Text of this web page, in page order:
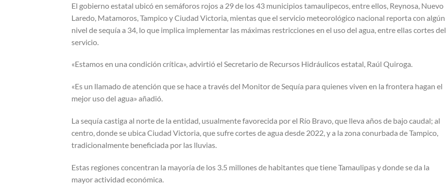
El gobierno estatal ubicó en semáforos rojos a 29 de los 43 municipios tamaulipecos, entre ellos, Reynosa, Nuevo
Laredo, Matamoros, Tampico y Ciudad Victoria, mientas que el servicio meteorológico nacional reporta con algún
nivel de sequía a 34, lo que implica implementar las máximas restricciones en el uso del agua, entre ellas cortes del
servicio.
«Estamos en una condición crítica», advirtió el Secretario de Recursos Hidráulicos estatal, Raúl Quiroga.
«Es un llamado de atención que se hace a través del Monitor de Sequía para quienes viven en la frontera hagan el
mejor uso del agua» añadió.
La sequía castiga al norte de la entidad, usualmente favorecida por el Río Bravo, que lleva años de bajo caudal; al
centro, donde se ubica Ciudad Victoria, que sufre cortes de agua desde 2022, y a la zona conurbada de Tampico,
tradicionalmente beneficiada por las lluvias.
Estas regiones concentran la mayoría de los 3.5 millones de habitantes que tiene Tamaulipas y donde se da la
mayor actividad económica.